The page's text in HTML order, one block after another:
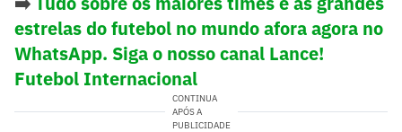
estrelas do futebol no mundo afora agora no
WhatsApp. Siga o nosso canal Lance!
Futebol Internacional
CONTINUA
APÓS A
PUBLICIDADE